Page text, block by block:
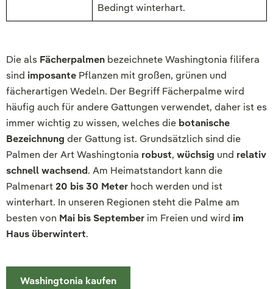
Bedingt winterhart.
Die als Fächerpalmen bezeichnete Washingtonia filifera
sind imposante Pflanzen mit großen, grünen und
fächerartigen Wedeln. Der Begriff Fächerpalme wird
häufig auch für andere Gattungen verwendet, daher ist es
immer wichtig zu wissen, welches die botanische
Bezeichnung der Gattung ist. Grundsätzlich sind die
Palmen der Art Washingtonia robust, wüchsig und relativ
schnell wachsend. Am Heimatstandort kann die
Palmenart 20 bis 30 Meter hoch werden und ist
winterhart. In unseren Regionen steht die Palme am
besten von Mai bis September im Freien und wird im
Haus überwintert.
Washingtonia kaufen